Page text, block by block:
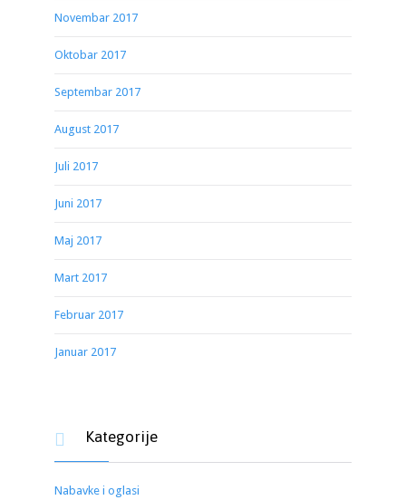
Novembar 2017
Oktobar 2017
Septembar 2017
August 2017
Juli 2017
Juni 2017
Maj 2017
Mart 2017
Februar 2017
Januar 2017
 Kategorije
Nabavke i oglasi